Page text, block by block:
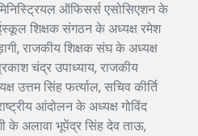
ऑफिसर्स एसोसिएशन के
शिक्षक संगठन के अध्यक्ष रमेश
राजकीय शिक्षक संघ के अध्यक्ष
चंद्र उपाध्याय, राजकीय
उत्तम सिंह फर्त्याल, सचिव कीर्ति
आंदोलन के अध्यक्ष गोविंद
के अलावा भूपेंद्र सिंह देव ताऊ,